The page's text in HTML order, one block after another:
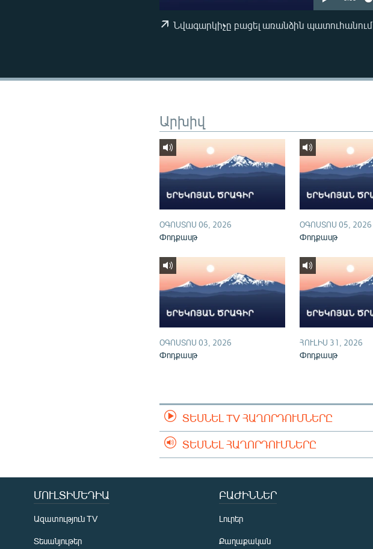
Նվագարկիչը բացել առանձին պատուհանում
Արխիվ
ՕԳՈՍՏՈՍ 06, 2026
Փոդքասթ
ՕԳՈՍՏՈՍ 05, 2026
Փոդքասթ
ՕԳՈՍՏՈՍ 03, 2026
Փոդքասթ
ՀՈՒԼԻՍ 31, 2026
Փոդքասթ
ՏԵՍՆԵԼ TV ՀԱՂՈՐԴՈՒՄՆԵՐԸ
ՏԵՍՆԵԼ ՀԱՂՈՐԴՈՒՄՆԵՐԸ
ՄՈՒԼՏԻՄԵԴԻԱ
Ազատություն TV
Տեսանյութեր
ԲԱԺԻՆՆԵՐ
Լուրեր
Քաղաքական